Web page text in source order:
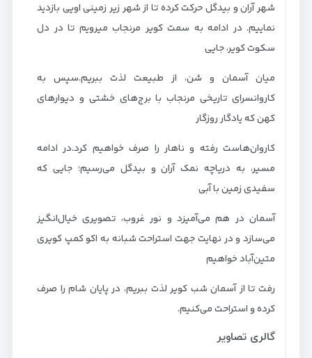
شهر آران و بیدگل حرکت کرده تا از شهر زیر زمینی اویی بازدید
نماییم. در ادامه به سمت کویر مرنجاب میرویم تا در دل
سکوت کویر، جایی
میان آسمان و شن، از طبیعت لذت ببریم.سپس به
کاروانسرای تاریخی مرنجاب با برج‌های خشتی و دیوارهای
کهن که یادگار روزگار
کاروان‌هاست رفته و ناهار را صرف خواهیم کرد.در ادامه
مسیر، به دریاچه نمک آران و بیدگل می‌رسیم؛ جایی که
سفیدی زمین با آبی
آسمان در هم می‌آمیزد و نور غروب، تصویری خیال‌انگیز
می‌سازد و در نهایت جهت استراحت شبانه به اکو کمپ کویری
متین‌آباد خواهیم
رفت تا از آسمان شب کویر لذت ببریم، در پایان شام را صرف
کرده و استراحت می‌کنیم.
گالری تصاویر